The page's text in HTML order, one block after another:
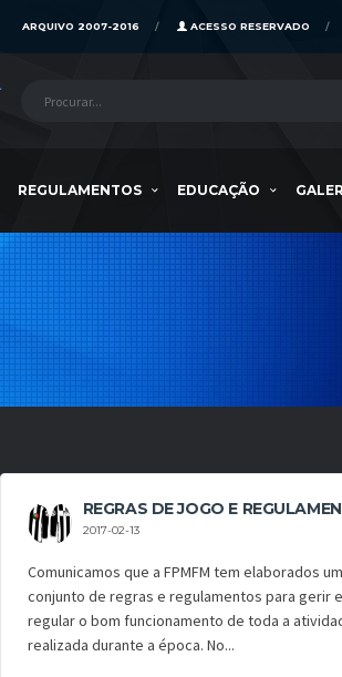
ACESSO RESERVADO
ARQUIVO 2007-2016
REGULAMENTOS EDUCAÇÃO
REGRAS DE JOGO E
2017-02-13
Comunicamos que a FPMFM tem elaborados um
conjunto de regras e regulamentos para gerir e
regular o bom funcionamento de toda a
realizada durante a época. No...